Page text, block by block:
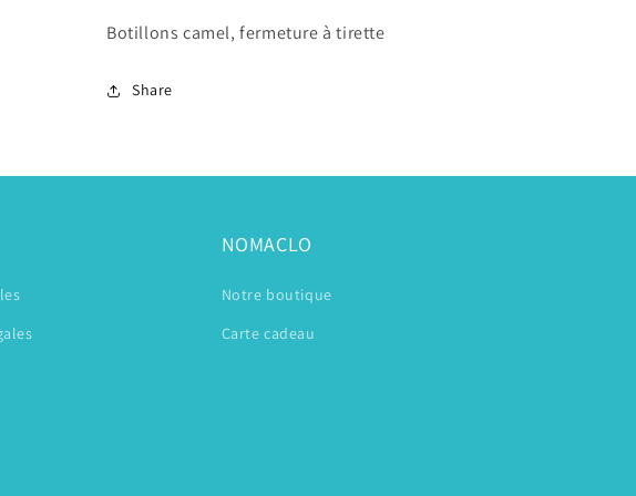
Botillons camel, fermeture à tirette
Share
NOMACLO
Notre boutique
Carte cadeau